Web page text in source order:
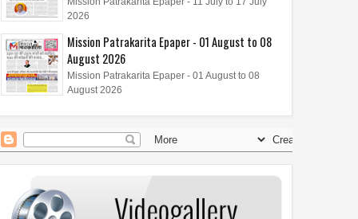
2026
Mission Patrakarita Epaper - 01 August to 08
August 2026
Mission Patrakarita Epaper - 01 August to 08
August 2026